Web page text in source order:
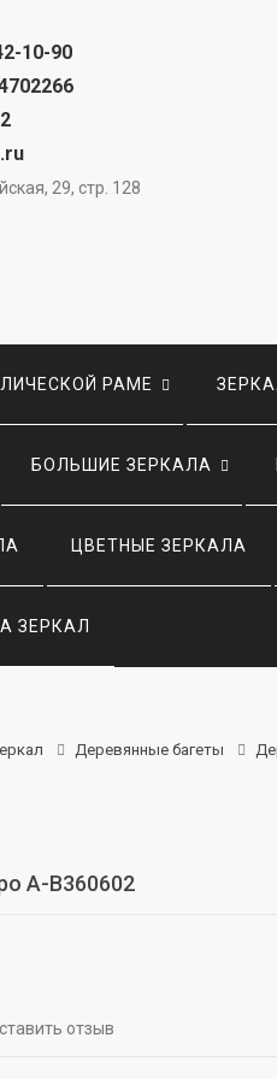
10-90
29, стр. 128
РАМЕ
БОЛЬШИЕ ЗЕРКАЛА
ЦВЕТНЫЕ ЗЕРКАЛА
ЗЕРКАЛ
Деревянные багеты
А-В360602
отзыв